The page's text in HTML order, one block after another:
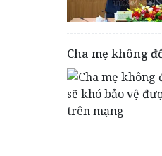
Cha mẹ không